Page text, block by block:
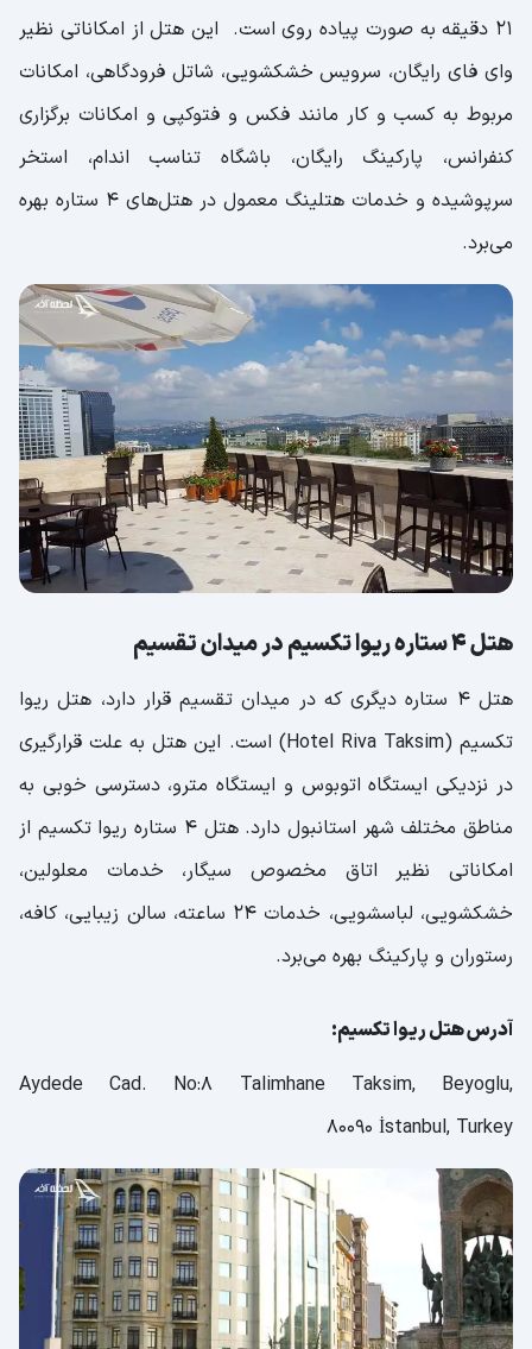
21 دقیقه به صورت پیاده روی است. این هتل از امکاناتی نظیر
وای فای رایگان، سرویس خشکشویی، شاتل فرودگاهی، امکانات
مربوط به کسب و کار مانند فکس و فتوکپی و امکانات برگزاری
کنفرانس، پارکینگ رایگان، باشگاه تناسب اندام، استخر
سرپوشیده و خدمات هتلینگ معمول در هتل‌های 4 ستاره بهره
می‌برد.
هتل 4 ستاره ریوا تکسیم در میدان تقسیم
هتل 4 ستاره دیگری که در میدان تقسیم قرار دارد، هتل ریوا
تکسیم (Hotel Riva Taksim) است. این هتل به علت قرارگیری
در نزدیکی ایستگاه اتوبوس و ایستگاه مترو، دسترسی خوبی به
مناطق مختلف شهر استانبول دارد. هتل 4 ستاره ریوا تکسیم از
امکاناتی نظیر اتاق مخصوص سیگار، خدمات معلولین،
خشکشویی، لباسشویی، خدمات 24 ساعته، سالن زیبایی، کافه،
رستوران و پارکینگ بهره می‌برد.
آدرس هتل ریوا تکسیم:
Aydede Cad. No:8 Talimhane Taksim, Beyoglu,
80090 İstanbul, Turkey